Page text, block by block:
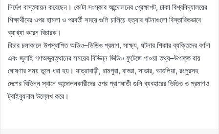
নির্দেশ বাস্তবায়ন করেছেন। কোটা সংস্কার আন্দোলনের প্রেক্ষাপট, ঢাকা বিশ্ববিদ্যালয়ের
শিক্ষার্থীদের ওপর হামলা ও পরবর্তী সময়ে গুলি চালিয়ে হত্যার ঘটনাগুলো বিস্তারিতভাবে
ব্যাখ্যা করেন বিচারক।
বিচার চলাকালে উপস্থাপিত অডিও–ভিডিও প্রমাণ, সাক্ষ্য, ঘটনার শিকার ব্যক্তিদের বর্ণনা
এবং জুলাই গণঅভ্যুত্থানের সময়ের বিভিন্ন ভিডিও ফুটেজে পাওয়া তথ্য–উপাত্ত রায়
ঘোষণার সময় তুলে ধরা হয়। যাত্রাবাড়ী, রামপুরা, বাড্ডা, সাভার, আশুলিয়া, রংপুরসহ
দেশের বিভিন্ন স্থানে আন্দোলনকারীদের ওপর প্রাণঘাতী গুলি ব্যবহারের ভিডিও ও প্রমাণও
ট্রাইব্যুনাল উল্লেখ করে।